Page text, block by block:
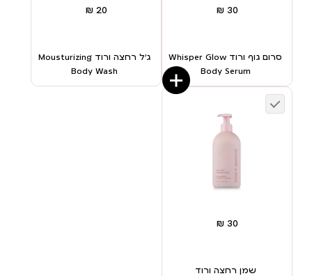
סרום גוף ורוד Whisper Glow
Body Serum
ג’ל רחצה ורוד Mousturizing
Body Wash
שמן רחצה ורוד